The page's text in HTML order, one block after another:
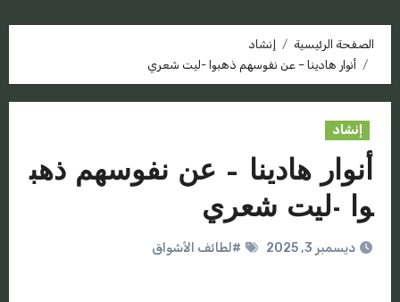
الصفحة الرئيسية
إنشاد
أنوار هادينا – عن نفوسهم ذهبوا -ليت شعري
إنشاد
أنوار هادينا – عن نفوسهم ذهب
وا -ليت شعري
ديسمبر 3, 2025 #لطائف الأشواق